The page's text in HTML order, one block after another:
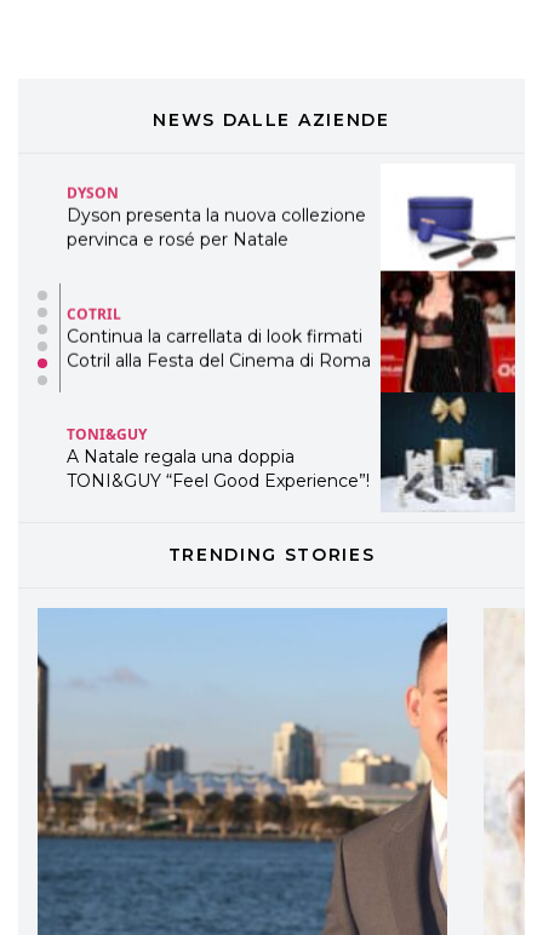
NEWS DALLE AZIENDE
pervinca e rosé per Natale
COTRIL
Continua la carrellata di look firmati
Cotril alla Festa del Cinema di Roma
TONI&GUY
A Natale regala una doppia
TONI&GUY “Feel Good Experience”!
LABEL.M lancia la sua innovativa ed
eco-sostenibile linea di prodotti
professionali
Davines presenta cofanetti beauty
ogni capello
TRENDING STORIES